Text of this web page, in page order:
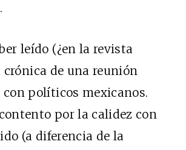
leído (¿en la revista
crónica de una reunión
con políticos mexicanos.
por la calidez con
(a diferencia de la